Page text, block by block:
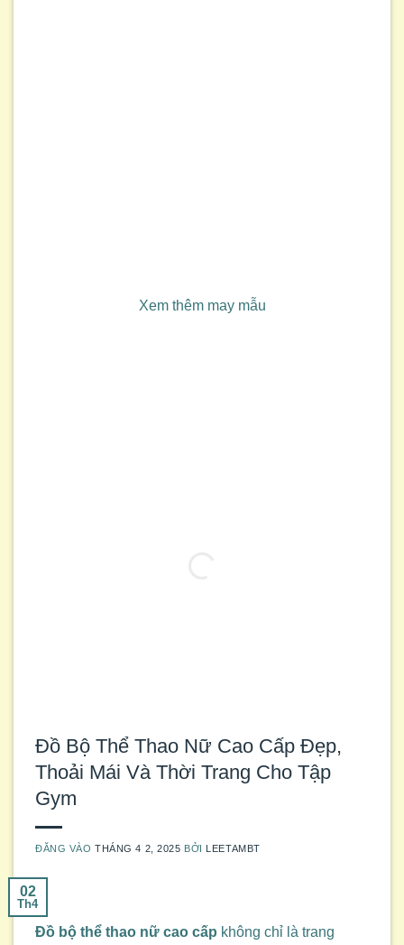
Xem thêm may mẫu
Đồ Bộ Thể Thao Nữ Cao Cấp Đẹp,
Thoải Mái Và Thời Trang Cho Tập
Gym
ĐĂNG VÀOTHÁNG 4 2, 2025 BỞI LEETAMBT
02
Th4
Đồ bộ thể thao nữ cao cấp không chỉ là trang